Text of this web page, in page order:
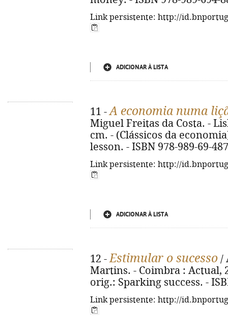
Link persistente: http://
ADICIONAR À LISTA
11 -A economia numa
Miguel Freitas da Costa. -
cm. - (Clássicos da
lesson. - ISBN 978-989-69-
Link persistente: http://
ADICIONAR À LISTA
12 -Estimular o sucesso /
Martins. - Coimbra : Actual,
orig.: Sparking success. -
Link persistente: http://